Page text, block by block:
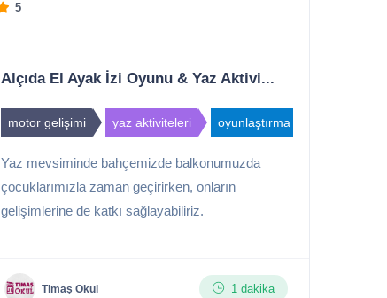
5
Alçıda El Ayak İzi Oyunu & Yaz Aktivi...
motor gelişimi yaz aktiviteleri oyunlaştırma
Yaz mevsiminde bahçemizde balkonumuzda
çocuklarımızla zaman geçirirken, onların
gelişimlerine de katkı sağlayabiliriz.
Timaş Okul 1 dakika